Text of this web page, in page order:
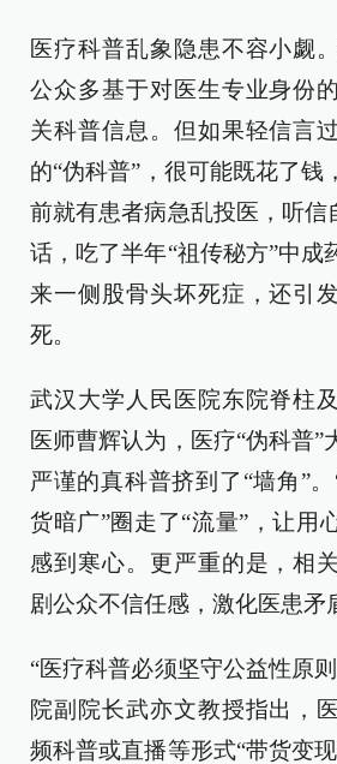
医疗科普乱象隐患不容小觑
公众多基于对医生专业身份
关科普信息。但如果轻信言
的“伪科普”，很可能既花了钱
前就有患者病急乱投医，听信
话，吃了半年“祖传秘方”中成
来一侧股骨头坏死症，还引
死。
武汉大学人民医院东院脊柱
医师曹辉认为，医疗“伪科普”
严谨的真科普挤到了“墙角”
货暗广”圈走了“流量”，让用
感到寒心。更严重的是，相
剧公众不信任感，激化医患矛
“医疗科普必须坚守公益性原
院副院长武亦文教授指出，
频科普或直播等形式“带货变